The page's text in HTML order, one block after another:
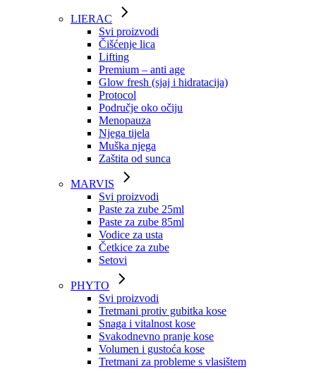
LIERAC
Svi proizvodi
Čišćenje lica
Lifting
Premium – anti age
Glow fresh (sjaj i hidratacija)
Protocol
Područje oko očiju
Menopauza
Njega tijela
Muška njega
Zaštita od sunca
MARVIS
Svi proizvodi
Paste za zube 25ml
Paste za zube 85ml
Vodice za usta
Četkice za zube
Setovi
PHYTO
Svi proizvodi
Tretmani protiv gubitka kose
Snaga i vitalnost kose
Svakodnevno pranje kose
Volumen i gustoća kose
Tretmani za probleme s vlasištem